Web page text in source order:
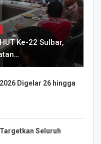
Ke-22 Sulbar,
Digelar 26 hingga
Seluruh